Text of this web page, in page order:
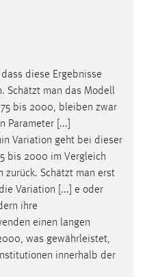
diese Ergebnisse
Schätzt man das Modell
bis 2000, bleiben zwar
Parameter [...]
Variation geht bei dieser
bis 2000 im Vergleich
zurück. Schätzt man erst
Variation [...] e oder
ihre
einen langen
was gewährleistet,
innerhalb der
und Social Media
werden von diesen